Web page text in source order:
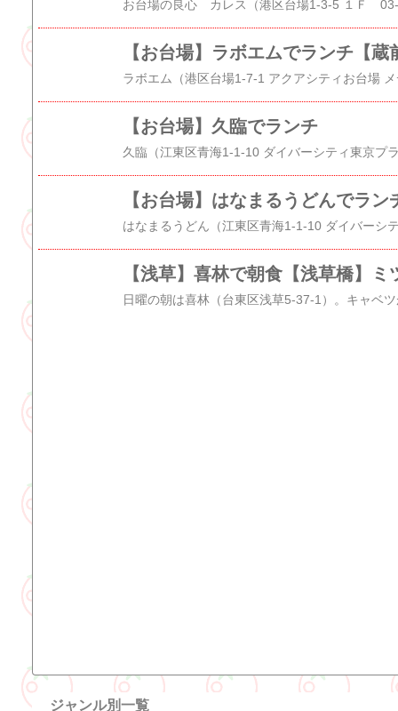
【お台場】ラボエムでランチ【
【お台場】久臨でランチ
【お台場】はなまるうどんでラ
ジャンル別一覧